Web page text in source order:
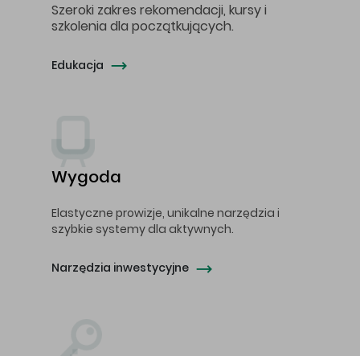
Szeroki zakres rekomendacji, kursy i
szkolenia dla początkujących.
Edukacja
Wygoda
Elastyczne prowizje, unikalne narzędzia i
szybkie systemy dla aktywnych.
Narzędzia inwestycyjne